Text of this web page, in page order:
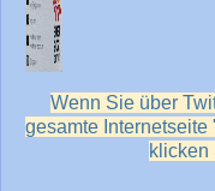
Wenn Sie über
gesamte
klicken